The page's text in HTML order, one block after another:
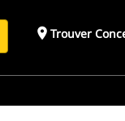
place Trouver